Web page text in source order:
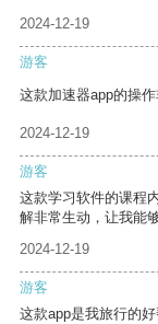
2024-12-19
游客
这款加速器app的操
2024-12-19
游客
这款学习软件的课程
解非常生动，让我能
2024-12-19
游客
这款app是我旅行的